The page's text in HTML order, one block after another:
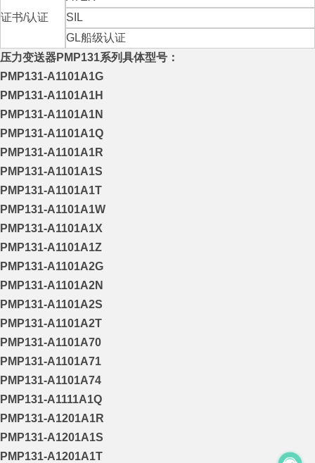
证书/认证
SIL
GL船级认证
压力变送器PMP131系列具体型号：
PMP131-A1101A1G
PMP131-A1101A1H
PMP131-A1101A1N
PMP131-A1101A1Q
PMP131-A1101A1R
PMP131-A1101A1S
PMP131-A1101A1T
PMP131-A1101A1W
PMP131-A1101A1X
PMP131-A1101A1Z
PMP131-A1101A2G
PMP131-A1101A2N
PMP131-A1101A2S
PMP131-A1101A2T
PMP131-A1101A70
PMP131-A1101A71
PMP131-A1101A74
PMP131-A1111A1Q
PMP131-A1201A1R
PMP131-A1201A1S
PMP131-A1201A1T